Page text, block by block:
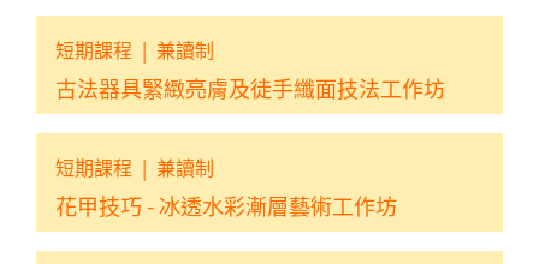
短期課程 | 兼讀制
古法器具緊緻亮膚及徒手纖面技法工作坊
短期課程 | 兼讀制
花甲技巧 - 冰透水彩漸層藝術工作坊